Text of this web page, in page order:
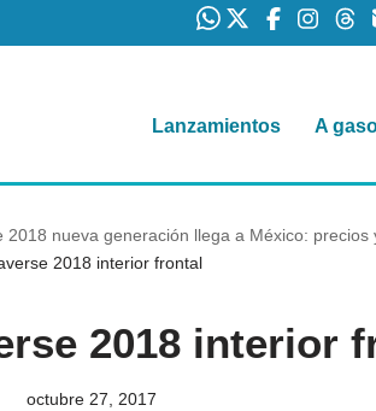
Lanzamientos A
2018 nueva generación llega a México: precios
2018 interior frontal
2018 interior
octubre 27, 2017